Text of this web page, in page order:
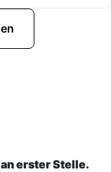
erster Stelle.